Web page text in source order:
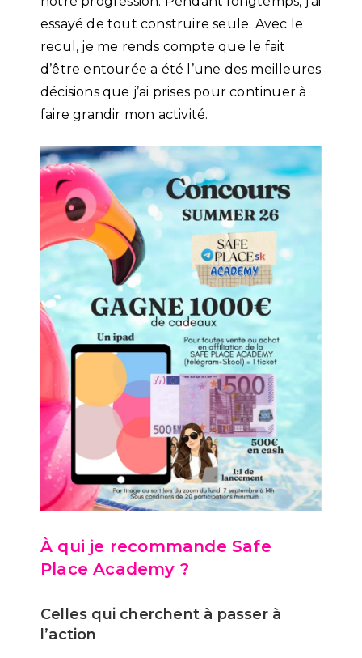
essayé de tout construire seule. Avec le
recul, je me rends compte que le fait
d’être entourée a été l’une des meilleures
décisions que j’ai prises pour continuer à
faire grandir mon activité.
À qui je recommande Safe
Place Academy ?
Celles qui cherchent à passer à
l’action